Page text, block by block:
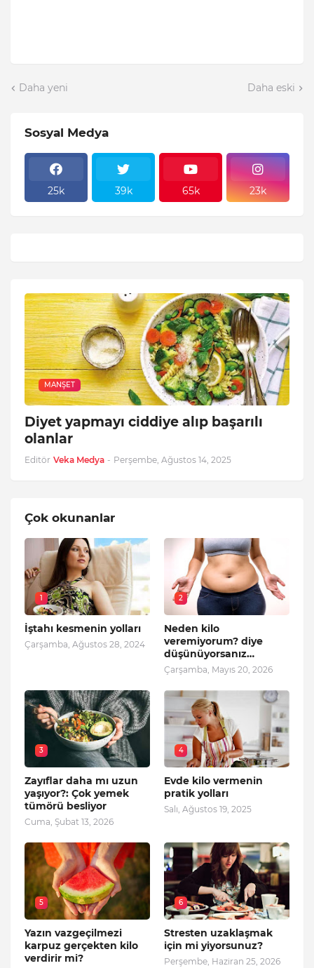
Daha yeni Daha eski
Sosyal Medya
25k 39k 65k 23k
MANŞET
Diyet yapmayı ciddiye alıp başarılı
olanlar
Editör Veka Medya - Perşembe, Ağustos 14, 2025
Çok okunanlar
1
İştahı kesmenin yolları
Çarşamba, Ağustos 28, 2024
2
Neden kilo
veremiyorum? diye
düşünüyorsanız…
Çarşamba, Mayıs 20, 2026
3
Zayıflar daha mı uzun
yaşıyor?: Çok yemek
tümörü besliyor
Cuma, Şubat 13, 2026
4
Evde kilo vermenin
pratik yolları
Salı, Ağustos 19, 2025
5
Yazın vazgeçilmezi
karpuz gerçekten kilo
verdirir mi?
6
Stresten uzaklaşmak
için mi yiyorsunuz?
Perşembe, Haziran 25, 2026